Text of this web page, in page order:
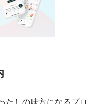
たしの味方になるプロ